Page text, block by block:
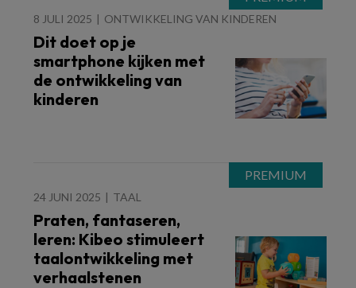
8 JULI 2025 ONTWIKKELING VAN KINDEREN
Dit doet op je
smartphone kijken met
de ontwikkeling van
kinderen
24 JUNI 2025 TAAL
Praten, fantaseren,
leren: Kibeo stimuleert
taalontwikkeling met
verhaalstenen